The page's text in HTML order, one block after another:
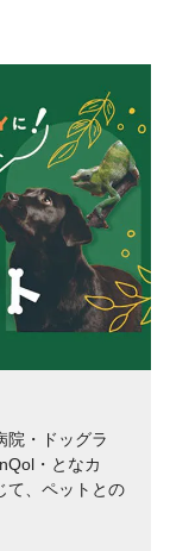
院・ドッグラ
・となカ
て、ペットとの